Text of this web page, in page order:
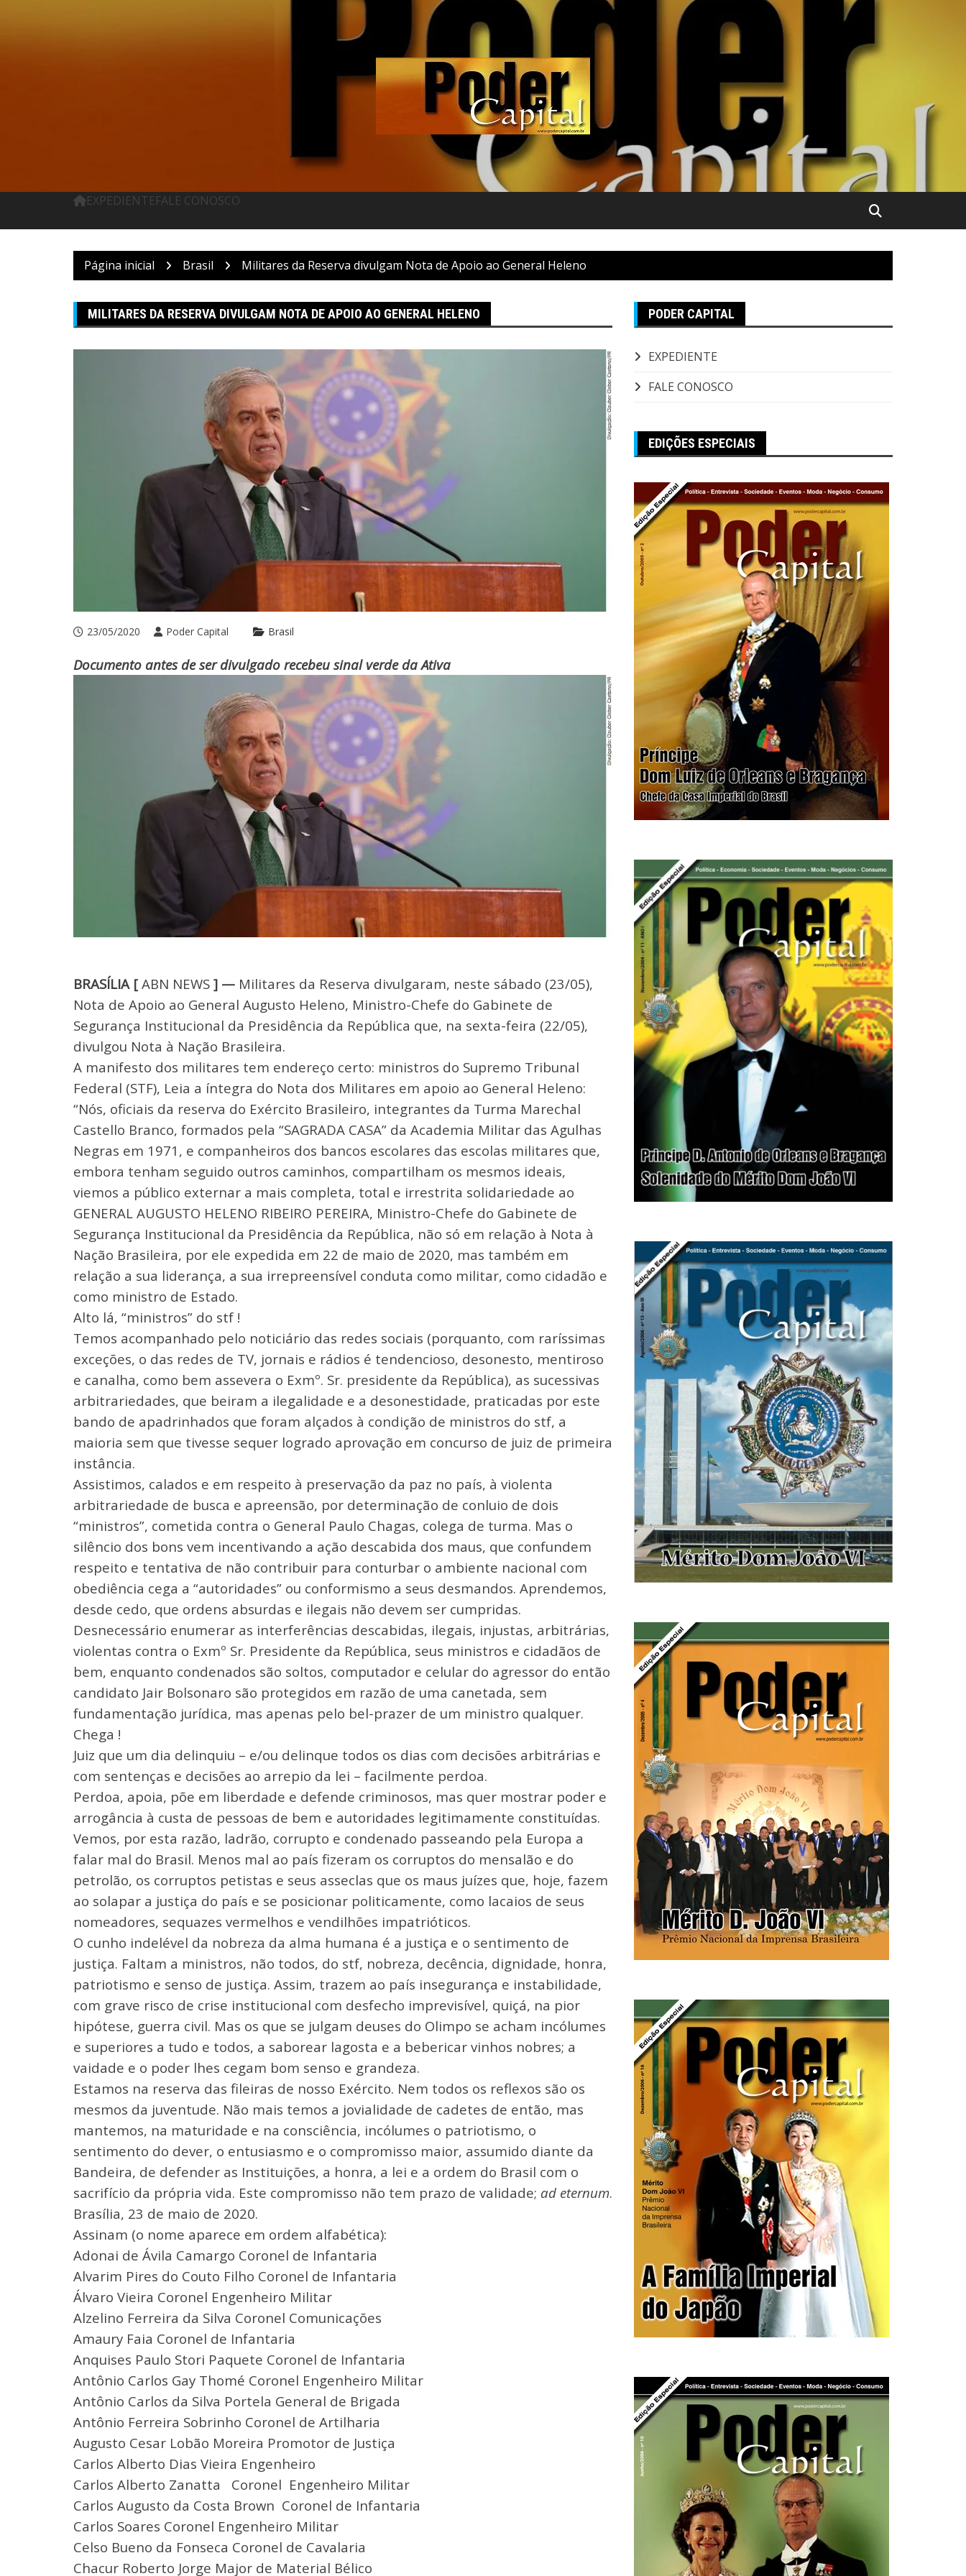
EXPEDIENTEFALE CONOSCO
Página inicial Brasil Militares da Reserva divulgam Nota de Apoio ao General Heleno
MILITARES DA RESERVA DIVULGAM NOTA DE APOIO AO GENERAL HELENO
23/05/2020 Poder Capital Brasil
Documento antes de ser divulgado recebeu sinal verde da Ativa
BRASÍLIA [ ABN NEWS ] — Militares da Reserva divulgaram, neste sábado (23/05),
Nota de Apoio ao General Augusto Heleno, Ministro-Chefe do Gabinete de
Segurança Institucional da Presidência da República que, na sexta-feira (22/05),
divulgou Nota à Nação Brasileira.
A manifesto dos militares tem endereço certo: ministros do Supremo Tribunal
Federal (STF), Leia a íntegra do Nota dos Militares em apoio ao General Heleno:
“Nós, oficiais da reserva do Exército Brasileiro, integrantes da Turma Marechal
Castello Branco, formados pela “SAGRADA CASA” da Academia Militar das Agulhas
Negras em 1971, e companheiros dos bancos escolares das escolas militares que,
embora tenham seguido outros caminhos, compartilham os mesmos ideais,
viemos a público externar a mais completa, total e irrestrita solidariedade ao
GENERAL AUGUSTO HELENO RIBEIRO PEREIRA, Ministro-Chefe do Gabinete de
Segurança Institucional da Presidência da República, não só em relação à Nota à
Nação Brasileira, por ele expedida em 22 de maio de 2020, mas também em
relação a sua liderança, a sua irrepreensível conduta como militar, como cidadão e
como ministro de Estado.
Alto lá, “ministros” do stf !
Temos acompanhado pelo noticiário das redes sociais (porquanto, com raríssimas
exceções, o das redes de TV, jornais e rádios é tendencioso, desonesto, mentiroso
e canalha, como bem assevera o Exmº. Sr. presidente da República), as sucessivas
arbitrariedades, que beiram a ilegalidade e a desonestidade, praticadas por este
bando de apadrinhados que foram alçados à condição de ministros do stf, a
maioria sem que tivesse sequer logrado aprovação em concurso de juiz de primeira
instância.
Assistimos, calados e em respeito à preservação da paz no país, à violenta
arbitrariedade de busca e apreensão, por determinação de conluio de dois
“ministros”, cometida contra o General Paulo Chagas, colega de turma. Mas o
silêncio dos bons vem incentivando a ação descabida dos maus, que confundem
respeito e tentativa de não contribuir para conturbar o ambiente nacional com
obediência cega a “autoridades” ou conformismo a seus desmandos. Aprendemos,
desde cedo, que ordens absurdas e ilegais não devem ser cumpridas.
Desnecessário enumerar as interferências descabidas, ilegais, injustas, arbitrárias,
violentas contra o Exmº Sr. Presidente da República, seus ministros e cidadãos de
bem, enquanto condenados são soltos, computador e celular do agressor do então
candidato Jair Bolsonaro são protegidos em razão de uma canetada, sem
fundamentação jurídica, mas apenas pelo bel-prazer de um ministro qualquer.
Chega !
Juiz que um dia delinquiu – e/ou delinque todos os dias com decisões arbitrárias e
com sentenças e decisões ao arrepio da lei – facilmente perdoa.
Perdoa, apoia, põe em liberdade e defende criminosos, mas quer mostrar poder e
arrogância à custa de pessoas de bem e autoridades legitimamente constituídas.
Vemos, por esta razão, ladrão, corrupto e condenado passeando pela Europa a
falar mal do Brasil. Menos mal ao país fizeram os corruptos do mensalão e do
petrolão, os corruptos petistas e seus asseclas que os maus juízes que, hoje, fazem
ao solapar a justiça do país e se posicionar politicamente, como lacaios de seus
nomeadores, sequazes vermelhos e vendilhões impatrióticos.
O cunho indelével da nobreza da alma humana é a justiça e o sentimento de
justiça. Faltam a ministros, não todos, do stf, nobreza, decência, dignidade, honra,
patriotismo e senso de justiça. Assim, trazem ao país insegurança e instabilidade,
com grave risco de crise institucional com desfecho imprevisível, quiçá, na pior
hipótese, guerra civil. Mas os que se julgam deuses do Olimpo se acham incólumes
e superiores a tudo e todos, a saborear lagosta e a bebericar vinhos nobres; a
vaidade e o poder lhes cegam bom senso e grandeza.
Estamos na reserva das fileiras de nosso Exército. Nem todos os reflexos são os
mesmos da juventude. Não mais temos a jovialidade de cadetes de então, mas
mantemos, na maturidade e na consciência, incólumes o patriotismo, o
sentimento do dever, o entusiasmo e o compromisso maior, assumido diante da
Bandeira, de defender as Instituições, a honra, a lei e a ordem do Brasil com o
sacrifício da própria vida. Este compromisso não tem prazo de validade; ad eternum.
Brasília, 23 de maio de 2020.
Assinam (o nome aparece em ordem alfabética):
Adonai de Ávila Camargo Coronel de Infantaria
Alvarim Pires do Couto Filho Coronel de Infantaria
Álvaro Vieira Coronel Engenheiro Militar
Alzelino Ferreira da Silva Coronel Comunicações
Amaury Faia Coronel de Infantaria
Anquises Paulo Stori Paquete Coronel de Infantaria
Antônio Carlos Gay Thomé Coronel Engenheiro Militar
Antônio Carlos da Silva Portela General de Brigada
Antônio Ferreira Sobrinho Coronel de Artilharia
Augusto Cesar Lobão Moreira Promotor de Justiça
Carlos Alberto Dias Vieira Engenheiro
Carlos Alberto Zanatta Coronel Engenheiro Militar
Carlos Augusto da Costa Brown Coronel de Infantaria
Carlos Soares Coronel Engenheiro Militar
Celso Bueno da Fonseca Coronel de Cavalaria
Chacur Roberto Jorge Major de Material Bélico
PODER CAPITAL
EXPEDIENTE
FALE CONOSCO
EDIÇÕES ESPECIAIS